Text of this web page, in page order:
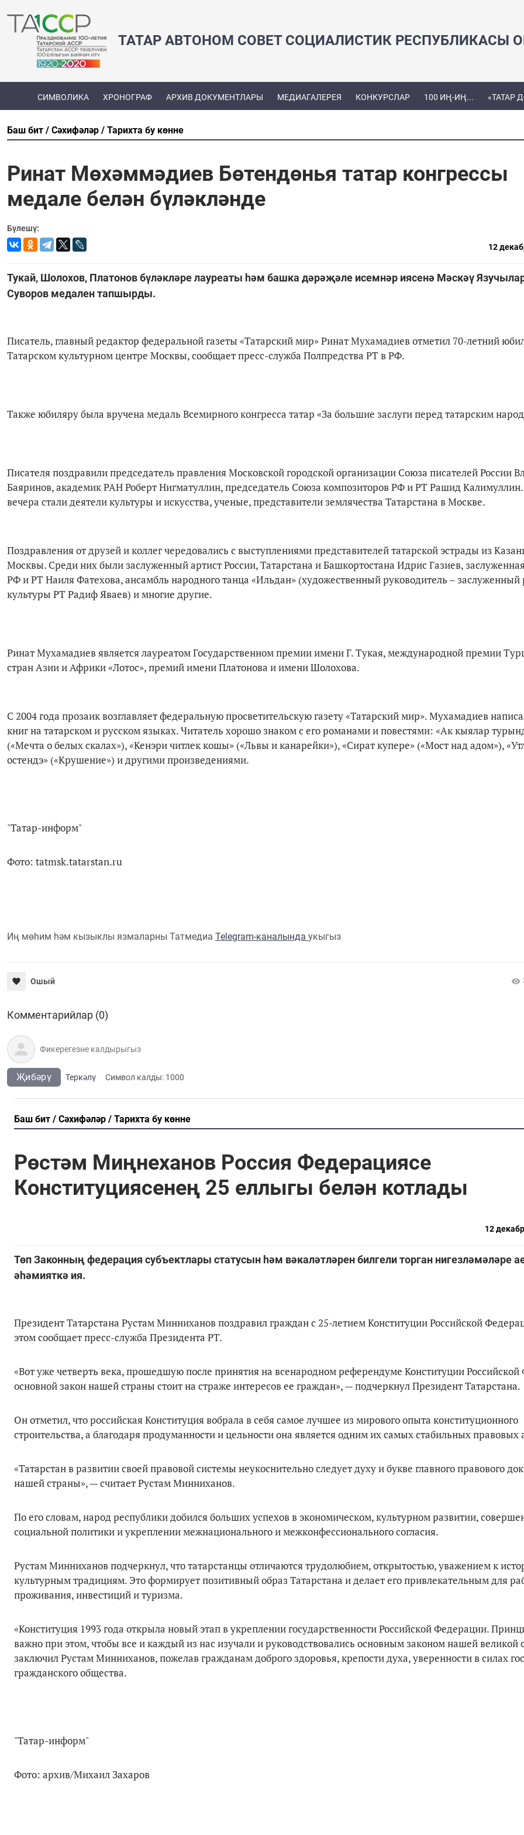
ТАТАР АВТОНОМ СОВЕТ СОЦИАЛИСТИК РЕСПУБЛИКАСЫ
СИМВОЛИКА ХРОНОГРАФ АРХИВ ДОКУМЕНТЛАРЫ МЕДИАГАЛЕРЕЯ КОНКУРСЛАР 100 ИҢ-ИҢ... «ТАТАР
Баш бит Сәхифәләр Тарихта бу көнне
Ринат Мөхәммәдиев Бөтендөнья татар конгрессы
медале белән бүләкләнде
Бүлешү:
12
Тукай, Шолохов, Платонов бүләкләре лауреаты һәм башка дәрәҗәле исемнәр иясенә Мәскәү
Суворов медален тапшырды.
Писатель, главный редактор федеральной газеты «Татарский мир» Ринат Мухамадиев отметил 70-летний
Татарском культурном центре Москвы, сообщает пресс-служба Полпредства РТ в РФ.
Также юбиляру была вручена медаль Всемирного конгресса татар «За большие заслуги перед татарским
Писателя поздравили председатель правления Московской городской организации Союза писателей России
Баяринов, академик РАН Роберт Нигматуллин, председатель Союза композиторов РФ и РТ Рашид
вечера стали деятели культуры и искусства, ученые, представители землячества Татарстана в Москве.
Поздравления от друзей и коллег чередовались с выступлениями представителей татарской эстрады из
Москвы. Среди них были заслуженный артист России, Татарстана и Башкортостана Идрис Газиев,
РФ и РТ Наиля Фатехова, ансамбль народного танца «Ильдан» (художественный руководитель – заслуженный
культуры РТ Радиф Яваев) и многие другие.
Ринат Мухамадиев является лауреатом Государственном премии имени Г. Тукая, международной премии
стран Азии и Африки «Лотос», премий имени Платонова и имени Шолохова.
С 2004 года прозаик возглавляет федеральную просветительскую газету «Татарский мир». Мухамадиев
книг на татарском и русском языках. Читатель хорошо знаком с его романами и повестями: «Ак кыялар
(«Мечта о белых скалах»), «Кенэри читлек кошы» («Львы и канарейки»), «Сират купере» («Мост над адом»),
остендэ» («Крушение») и другими произведениями.
"Татар-информ"
Фото: tatmsk.tatarstan.ru
Иң мөһим һәм кызыклы язмаларны Татмедиа Telegram-каналында укыгыз
Ошый
Комментарийлар (0)
Җибәрү Теркәлү Cимвол калды: 1000
Баш бит Сәхифәләр Тарихта бу көнне
Рөстәм Миңнеханов Россия Федерациясе
Конституциясенең 25 еллыгы белән котлады
12
Төп Законның федерация субъектлары статусын һәм вәкаләтләрен билгели торган нигезләмәләре
әһәмияткә ия.
Президент Татарстана Рустам Минниханов поздравил граждан с 25-летием Конституции Российской
этом сообщает пресс-служба Президента РТ.
«Вот уже четверть века, прошедшую после принятия на всенародном референдуме Конституции
основной закон нашей страны стоит на страже интересов ее граждан», — подчеркнул Президент Татарстана.
Он отметил, что российская Конституция вобрала в себя самое лучшее из мирового опыта конституционного
строительства, а благодаря продуманности и цельности она является одним их самых стабильных правовых
«Татарстан в развитии своей правовой системы неукоснительно следует духу и букве главного правового
нашей страны», — считает Рустам Минниханов.
По его словам, народ республики добился больших успехов в экономическом, культурном развитии,
социальной политики и укреплении межнационального и межконфессионального согласия.
Рустам Минниханов подчеркнул, что татарстанцы отличаются трудолюбием, открытостью, уважением к
культурным традициям. Это формирует позитивный образ Татарстана и делает его привлекательным для
проживания, инвестиций и туризма.
«Конституция 1993 года открыла новый этап в укреплении государственности Российской Федерации.
важно при этом, чтобы все и каждый из нас изучали и руководствовались основным законом нашей великой
заключил Рустам Минниханов, пожелав гражданам доброго здоровья, крепости духа, уверенности в силах
гражданского общества.
"Татар-информ"
Фото: архив/Михаил Захаров